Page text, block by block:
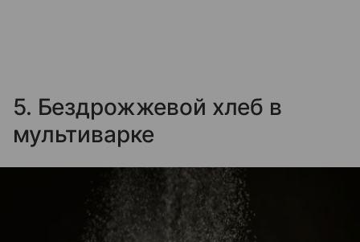
5. Бездрожжевой хлеб в
мультиварке